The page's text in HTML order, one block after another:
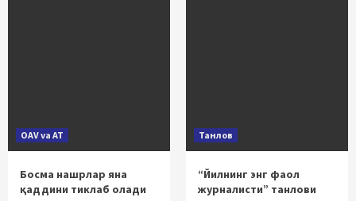
OAV va AT
Босма нашрлар яна
қаддини тиклаб олади
Танлов
“Йилнинг энг фаол
журналисти” танлови